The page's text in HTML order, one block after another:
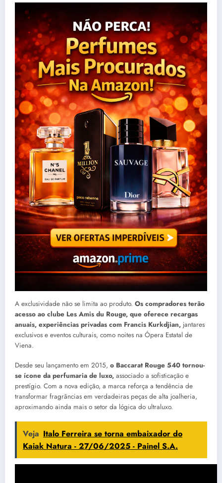
A exclusividade não se limita ao produto. Os compradores terão
acesso ao clube Les Amis du Rouge, que oferece recargas
anuais, experiências privadas com Francis Kurkdjian, jantares
exclusivos e eventos culturais, como noites na Ópera Estatal de
Viena.
Desde seu lançamento em 2015, o Baccarat Rouge 540 tornou-
se ícone da perfumaria de luxo, associado a sofisticação e
prestígio. Com a nova edição, a marca reforça a tendência de
transformar fragrâncias em verdadeiras peças de alta joalheria,
aproximando ainda mais o setor da lógica do ultraluxo.
Veja Italo Ferreira se torna embaixador do
Kaiak Natura - 27/06/2025 - Painel S.A.